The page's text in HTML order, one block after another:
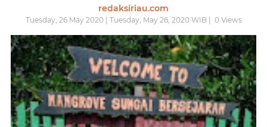
redaksiriau.com
Tuesday, 26 May 2020 | Tuesday, May 26, 2020 WIB | 0Views